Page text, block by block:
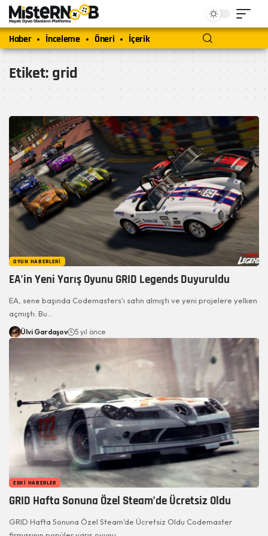
Haber İnceleme Öneri İçerik
Etiket:grid
OYUN HABERLERI
EA’in Yeni Yarış Oyunu GRID Legends Duyuruldu
EA, sene başında Codemasters'ı satın almıştı ve yeni projelere yelken
açmıştı. Bu…
Ülvi Gardaşov 5 yıl önce
ESKI HABERLER
GRID Hafta Sonuna Özel Steam’de Ücretsiz Oldu
GRID Hafta Sonuna Özel Steam'de Ücretsiz Oldu Codemaster